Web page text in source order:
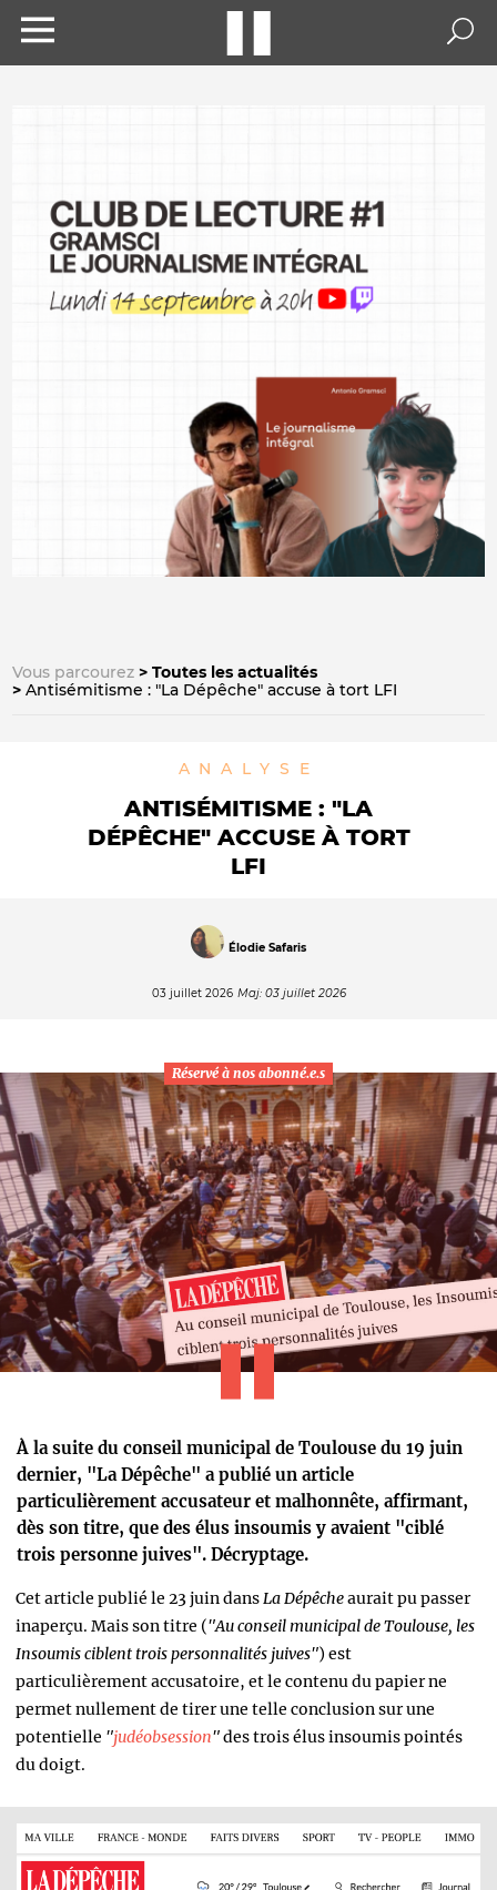
Vous parcourez
Toutes les actualités
Antisémitisme : "La Dépêche" accuse à tort LFI
ANALYSE
ANTISÉMITISME : "LA
DÉPÊCHE" ACCUSE À TORT
LFI
Élodie Safaris
03 juillet 2026 Maj: 03 juillet 2026
Réservé à nos abonné.e.s
À la suite du conseil municipal de Toulouse du 19 juin
dernier, "La Dépêche" a publié un article
particulièrement accusateur et malhonnête, affirmant,
dès son titre, que des élus insoumis y avaient "ciblé
trois personne juives". Décryptage.
Cet article publié le 23 juin dansLa Dépêcheaurait pu passer
inaperçu. Mais son titre ("Au conseil municipal de Toulouse, les
Insoumis ciblent trois personnalités juives") est
particulièrement accusatoire, et le contenu du papier ne
permet nullement de tirer une telle conclusion sur une
potentielle "judéobsession"des trois élus insoumis pointés
du doigt.